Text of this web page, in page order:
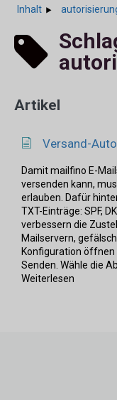
Inhalt
Artikel
Versand-
Damit mailfino E-
versenden kann,
erlauben. Dafür
TXT-Einträge: SPF,
verbessern die
Mailservern,
Konfiguration
Senden. Wähle die
Weiterlesen